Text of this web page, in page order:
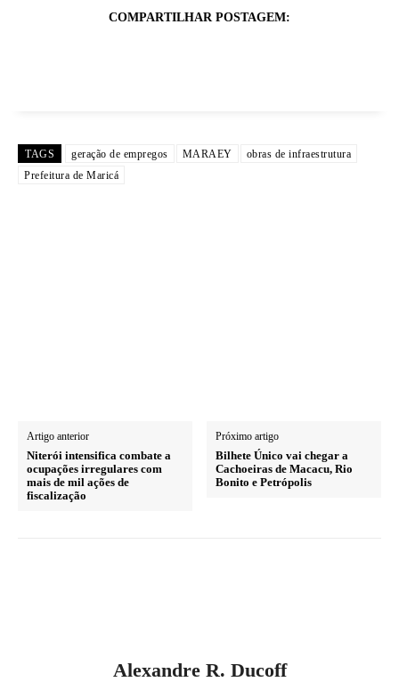
COMPARTILHAR POSTAGEM:
TAGS geração de empregos MARAEY
obras de infraestrutura
Prefeitura de Maricá
Artigo anterior
Niterói intensifica combate a
ocupações irregulares com
mais de mil ações de
fiscalização
Próximo artigo
Bilhete Único vai chegar a
Cachoeiras de Macacu, Rio
Bonito e Petrópolis
Alexandre R. Ducoff